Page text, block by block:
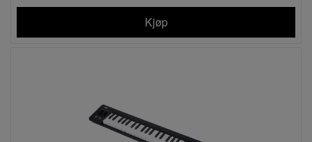
Kjøp